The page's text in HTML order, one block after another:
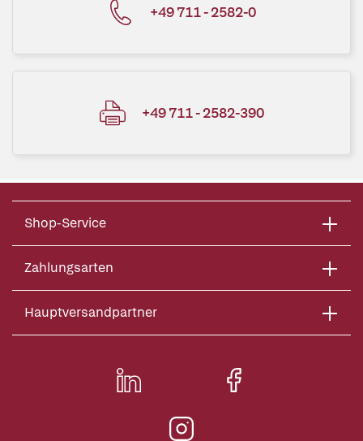
+49 711 - 2582-0
+49 711 - 2582-390
Shop-Service
Zahlungsarten
Hauptversandpartner